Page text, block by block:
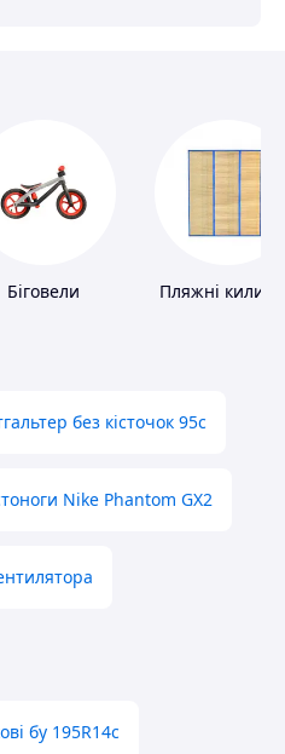
Біговели Пляжні
без кісточок 95с
Nike Phantom GX2
бу 195R14c